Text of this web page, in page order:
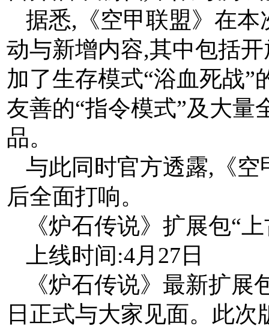
据悉,《空甲联盟》在
动与新增内容,其中包括
加了生存模式“浴血死战
友善的“指令模式”及大量
品。
与此同时官方透露,《
后全面打响。
《炉石传说》扩展包“
上线时间:4月27日
《炉石传说》最新扩展
日正式与大家见面。此